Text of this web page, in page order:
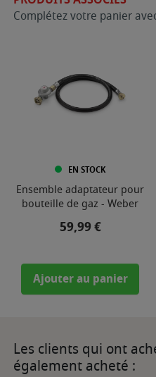
Complétez votre panier
EN STOCK
Ensemble adaptateur pour
bouteille de gaz - Weber
Prix
59,99 €
Ajouter au panier
Les clients qui ont
également acheté :